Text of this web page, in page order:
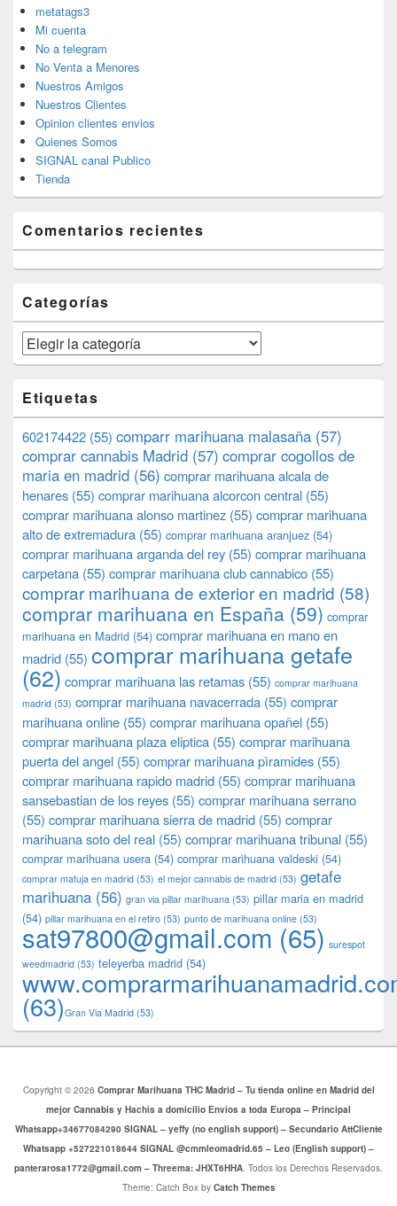
metatags3
Mi cuenta
No a telegram
No Venta a Menores
Nuestros Amigos
Nuestros Clientes
Opinion clientes envios
Quienes Somos
SIGNAL canal Publico
Tienda
Comentarios recientes
Categorías
Categorías
Etiquetas
602174422 (55) comparr marihuana malasaña (57)
comprar cannabis Madrid (57) comprar cogollos de
maria en madrid (56) comprar marihuana alcala de
henares (55) comprar marihuana alcorcon central (55)
comprar marihuana alonso martinez (55) comprar marihuana
alto de extremadura (55) comprar marihuana aranjuez (54)
comprar marihuana arganda del rey (55) comprar marihuana
carpetana (55) comprar marihuana club cannabico (55)
comprar marihuana de exterior en madrid (58)
comprar marihuana en España (59) comprar
marihuana en Madrid (54) comprar marihuana en mano en
madrid (55) comprar marihuana getafe
(62) comprar marihuana las retamas (55) comprar marihuana
madrid (53) comprar marihuana navacerrada (55) comprar
marihuana online (55) comprar marihuana opañel (55)
comprar marihuana plaza eliptica (55) comprar marihuana
puerta del angel (55) comprar marihuana pìramides (55)
comprar marihuana rapido madrid (55) comprar marihuana
sansebastian de los reyes (55) comprar marihuana serrano
(55) comprar marihuana sierra de madrid (55) comprar
marihuana soto del real (55) comprar marihuana tribunal (55)
comprar marihuana usera (54) comprar marihuana valdeski (54)
comprar matuja en madrid (53) el mejor cannabis de madrid (53) getafe
marihuana (56) gran via pillar marihuana (53) pillar maria en madrid
(54) pillar marihuana en el retiro (53) punto de marihuana online (53)
sat97800@gmail.com (65) surespot
weedmadrid (53) teleyerba madrid (54)
(63)​​Gran Via Madrid (53)
Copyright © 2026 Comprar Marihuana THC Madrid – Tu tienda online en Madrid del
mejor Cannabis y Hachis a domicilio Envios a toda Europa – Principal
Whatsapp+34677084290 SIGNAL – yeffy (no english support) – Secundario AttCliente
Whatsapp +527221018644 SIGNAL @cmmleomadrid.65 – Leo (English support) –
panterarosa1772@gmail.com – Threema: JHXT6HHA. Todos los Derechos Reservados.
Theme: Catch Box by Catch Themes